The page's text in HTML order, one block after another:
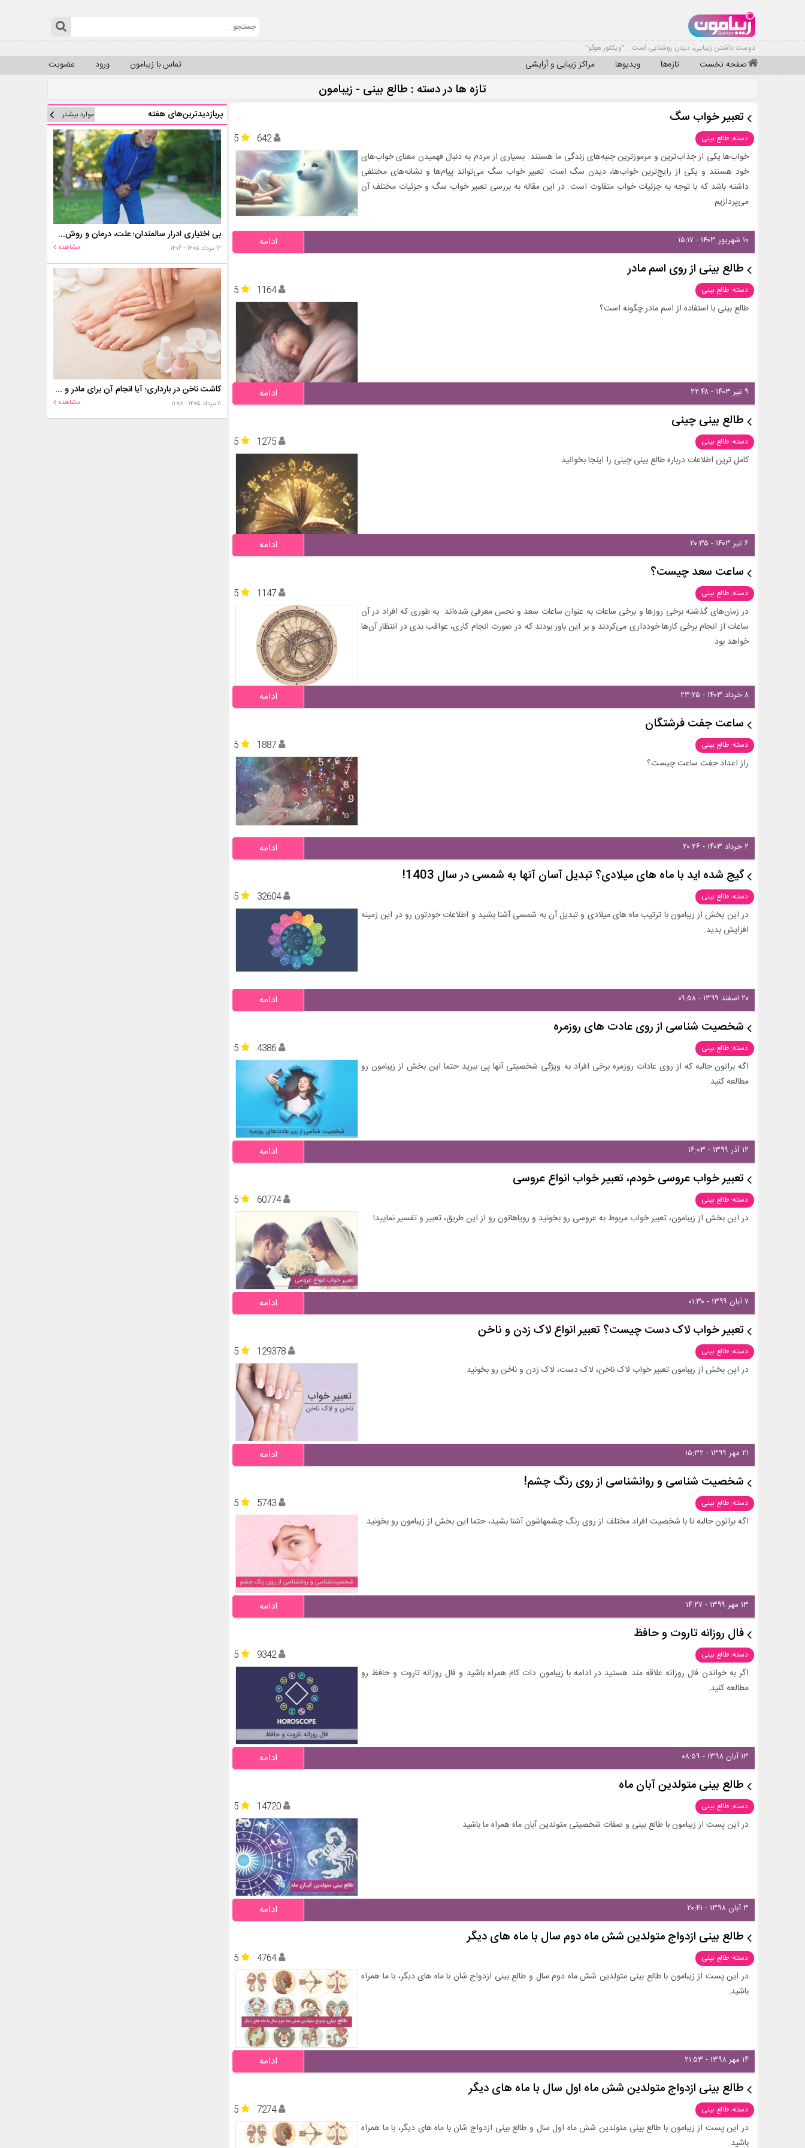
دوست داشتن زیبایی، دیدن روشنایی است... "ویکتور هوگو"
صفحه نخست تازه‌ها ویدیوها مراکز زیبایی و آرایشی عضویت ورود تماس با زیبامون
تازه ها در دسته : طالع بینی - زیبامون
تعبیر خواب سگ
دسته: طالع بینی 5
642
خواب‌ها یکی از جذاب‌ترین و مرموزترین جنبه‌های زندگی ما هستند. بسیاری از مردم به دنبال فهمیدن معنای خواب‌های
خود هستند و یکی از رایج‌ترین خواب‌ها، دیدن سگ است. تعبیر خواب سگ می‌تواند پیام‌ها و نشانه‌های مختلفی
داشته باشد که با توجه به جزئیات خواب متفاوت است. در این مقاله به بررسی تعبیر خواب سگ و جزئیات مختلف آن
می‌پردازیم.
۱۰ شهریور ۱۴۰۳ - ۱۵:۱۷ ادامه
طالع بینی از روی اسم مادر
دسته: طالع بینی 5
1164
طالع بینی با استفاده از اسم مادر چگونه است؟
۹ تیر ۱۴۰۳ - ۲۲:۴۸ ادامه
طالع بینی چینی
دسته: طالع بینی 5
1275
کامل ترین اطلاعات درباره طالع بینی چینی را اینجا بخوانید
۶ تیر ۱۴۰۳ - ۲۰:۳۵ ادامه
ساعت سعد چیست؟
دسته: طالع بینی 5
1147
در زمان‌های گذشته برخی روزها و برخی ساعات به عنوان ساعات سعد و نحس معرفی شده‌اند. به طوری که افراد در آن
ساعات از انجام برخی کارها خودداری می‌کردند و بر این باور بودند که در صورت انجام کاری، عواقب بدی در انتظار آن‌ها
خواهد بود.
۸ خرداد ۱۴۰۳ - ۲۳:۲۵ ادامه
ساعت جفت فرشتگان
دسته: طالع بینی 5
1887
راز اعداد جفت ساعت چیست؟
۲ خرداد ۱۴۰۳ - ۲۰:۲۶ ادامه
گیج شده اید با ماه های میلادی؟ تبدیل آسان آنها به شمسی در سال 1403! ️
دسته: طالع بینی 5
32604
در این بخش از زیبامون با ترتیب ماه های میلادی و تبدیل آن به شمسی آشنا بشید و اطلاعات خودتون رو در این زمینه
افزایش بدید.
۲۰ اسفند ۱۳۹۹ - ۰۹:۵۸ ادامه
شخصیت شناسی از روی عادت های روزمره
دسته: طالع بینی 5
4386
اگه براتون جالبه که از روی عادات روزمره برخی افراد به ویژگی شخصیتی آنها پی ببرید حتما این بخش از زیبامون رو
مطالعه کنید.
۱۲ آذر ۱۳۹۹ - ۱۶:۰۳ ادامه
تعبیر خواب عروسی خودم، تعبیر خواب انواع عروسی
دسته: طالع بینی 5
60774
در این بخش از زیبامون، تعبیر خواب مربوط به عروسی رو بخونید و رویاهاتون رو از این طریق، تعبیر و تفسیر نمایید!
۷ آبان ۱۳۹۹ - ۰۱:۳۰ ادامه
تعبیر خواب لاک دست چیست؟ تعبیر انواع لاک زدن و ناخن
دسته: طالع بینی 5
129378
در این بخش از زیبامون تعبیر خواب لاک ناخن، لاک دست، لاک زدن و ناخن رو بخونید.
۲۱ مهر ۱۳۹۹ - ۱۵:۳۲ ادامه
شخصیت شناسی و روانشناسی از روی رنگ چشم!
دسته: طالع بینی 5
5743
اگه براتون جالبه تا با شخصیت افراد مختلف از روی رنگ چشمهاشون آشنا بشید، حتما این بخش از زیبامون رو بخونید.
۱۳ مهر ۱۳۹۹ - ۱۴:۲۷ ادامه
فال روزانه تاروت و حافظ
دسته: طالع بینی 5
9342
اگر به خواندن فال روزانه علاقه مند هستید در ادامه با زیبامون دات کام همراه باشید و فال روزانه تاروت و حافظ رو
مطالعه کنید.
۱۳ آبان ۱۳۹۸ - ۰۸:۵۹ ادامه
طالع بینی متولدین آبان ماه
دسته: طالع بینی 5
14720
در این پست از زیبامون با طالع بینی و صفات شخصیتی متولدین آبان ماه همراه ما باشید .
۳ آبان ۱۳۹۸ - ۲۰:۴۱ ادامه
طالع بینی ازدواج متولدین شش ماه دوم سال با ماه های دیگر
دسته: طالع بینی 5
4764
در این پست از زیبامون با طالع بینی متولدین شش ماه دوم سال و طالع بینی ازدواج شان با ماه های دیگر، با ما همراه
باشید.
۱۴ مهر ۱۳۹۸ - ۲۱:۵۳ ادامه
طالع بینی ازدواج متولدین شش ماه اول سال با ماه های دیگر
دسته: طالع بینی 5
7274
در این پست از زیبامون با طالع بینی متولدین شش ماه اول سال و طالع بینی ازدواج شان با ماه های دیگر، با ما همراه
باشید.
پربازدیدترین‌های هفته موارد بیشتر
بی اختیاری ادرار سالمندان؛ علت، درمان و روش‌های کنترل در منزل
۱۲ مرداد ۱۴۰۵ - ۱۴:۱۶ مشاهده
کاشت ناخن در بارداری؛ آیا انجام آن برای مادر و جنین خطر دارد؟
۱۱ مرداد ۱۴۰۵ - ۱۱:۰۸ مشاهده